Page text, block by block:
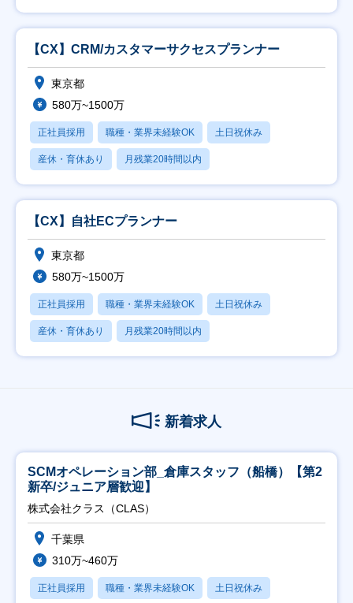
【CX】CRM/カスタマーサクセスプランナー
東京都
580万~1500万
正社員採用 職種・業界未経験OK 土日祝休み
産休・育休あり 月残業20時間以内
【CX】自社ECプランナー
東京都
580万~1500万
正社員採用 職種・業界未経験OK 土日祝休み
産休・育休あり 月残業20時間以内
新着求人
SCMオペレーション部_倉庫スタッフ（船橋）【第2
新卒/ジュニア層歓迎】
株式会社クラス（CLAS）
千葉県
310万~460万
正社員採用 職種・業界未経験OK 土日祝休み